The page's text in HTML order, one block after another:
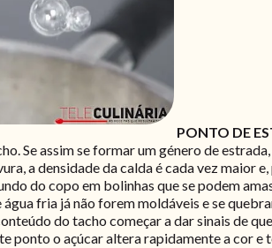
PONTO DE
Se assim se formar um género de
a densidade da calda é cada vez maior
do copo em bolinhas que se podem
fria já não forem moldáveis e se
do tacho começar a dar sinais de
ponto o açúcar altera rapidamente a cor e